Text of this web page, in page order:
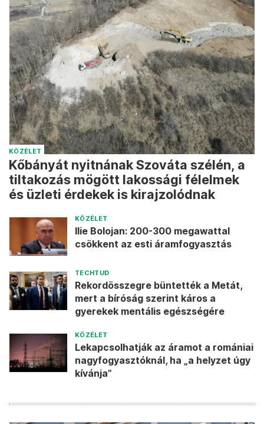
KÖZÉLET
Kőbányát nyitnának Szováta szélén, a
tiltakozás mögött lakossági félelmek
és üzleti érdekek is kirajzolódnak
KÖZÉLET
Ilie Bolojan: 200-300 megawattal
csökkent az esti áramfogyasztás
TECHTUD
Rekordösszegre büntették a Metát,
mert a bíróság szerint káros a
gyerekek mentális egészségére
KÖZÉLET
Lekapcsolhatják az áramot a romániai
nagyfogyasztóknál, ha „a helyzet úgy
kívánja”